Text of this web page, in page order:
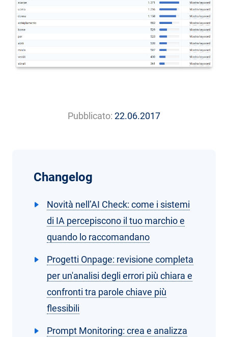
Pubblicato: 22.06.2017
Changelog
Novità nell’AI Check: come i sistemi
di IA percepiscono il tuo marchio e
quando lo raccomandano
Progetti Onpage: revisione completa
per un'analisi degli errori più chiara e
confronti tra parole chiave più
flessibili
Prompt Monitoring: crea e analizza